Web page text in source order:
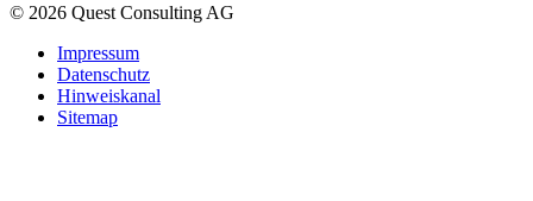
© 2026 Quest Consulting AG
Impressum
Datenschutz
Hinweiskanal
Sitemap